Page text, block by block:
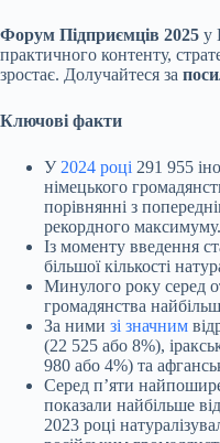
Форум Підприємців 2025 у
практичного контенту,
зростає. Долучайтеся за
Ключові факти
У 2024 році 291 955
німецького
порівнянні з
рекордного максимуму.
Із моменту введення
більшої кількості
Минулого року серед
громадянства
За ними зі значним
(22 525 або 8%),
980 або 4%) та
Серед пʼяти
показали найбільше
2023 році